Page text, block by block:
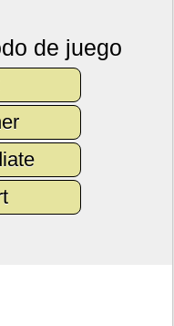
de juego